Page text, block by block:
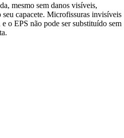
mesmo sem danos visíveis,
capacete. Microfissuras invisíveis
o EPS não pode ser substituído sem